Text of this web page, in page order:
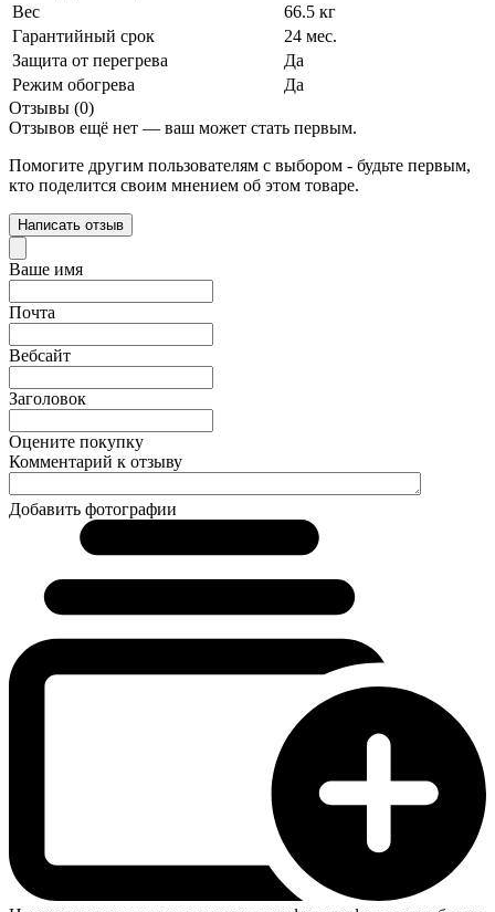
Вес
66.5 кг
Гарантийный срок
24 мес.
Защита от перегрева
Да
Режим обогрева
Да
Отзывы (0)
Отзывов ещё нет — ваш может стать первым.
Помогите другим пользователям с выбором - будьте первым,
кто поделится своим мнением об этом товаре.
Написать отзыв
Ваше имя
Почта
Вебсайт
Заголовок
Оцените покупку
Комментарий к отзыву
Добавить фотографии